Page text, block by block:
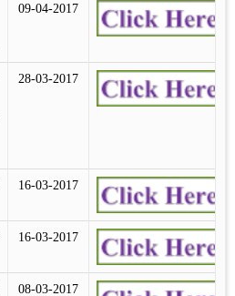
09-04-2017
28-03-2017
16-03-2017
16-03-2017
08-03-2017